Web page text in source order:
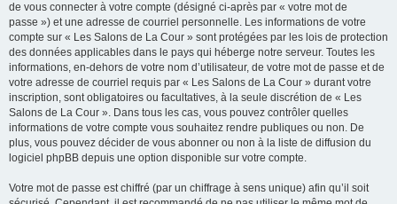
de vous connecter à votre compte (désigné ci-après par « votre mot de
passe ») et une adresse de courriel personnelle. Les informations de votre
compte sur « Les Salons de La Cour » sont protégées par les lois de protection
des données applicables dans le pays qui héberge notre serveur. Toutes les
informations, en-dehors de votre nom d’utilisateur, de votre mot de passe et de
votre adresse de courriel requis par « Les Salons de La Cour » durant votre
inscription, sont obligatoires ou facultatives, à la seule discrétion de « Les
Salons de La Cour ». Dans tous les cas, vous pouvez contrôler quelles
informations de votre compte vous souhaitez rendre publiques ou non. De
plus, vous pouvez décider de vous abonner ou non à la liste de diffusion du
logiciel phpBB depuis une option disponible sur votre compte.
Votre mot de passe est chiffré (par un chiffrage à sens unique) afin qu’il soit